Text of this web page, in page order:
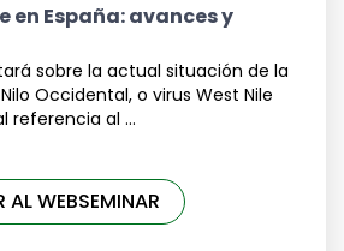
en España: avances y
sobre la actual situación de la
Occidental, o virus West Nile
referencia al ...
AL WEBSEMINAR